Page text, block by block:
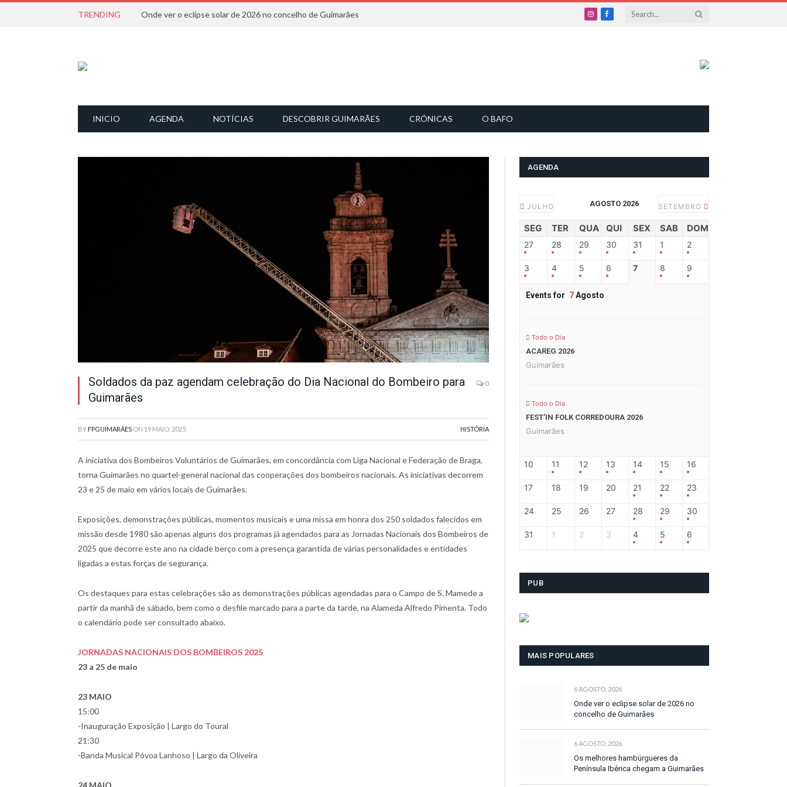
TRENDING Onde ver o eclipse solar de 2026 no concelho de Guimarães
InstagramFacebook
INICIO AGENDA NOTÍCIAS DESCOBRIR GUIMARÃES CRÓNICAS O BAFO
Soldados da paz agendam celebração do Dia Nacional do Bombeiro para
Guimarães
0
BY FPGUIMARÃES ON 19 MAIO, 2025 HISTÓRIA
A iniciativa dos Bombeiros Voluntários de Guimarães, em concordância com Liga Nacional e Federação de Braga,
torna Guimarães no quartel-general nacional das cooperações dos bombeiros nacionais. As iniciativas decorrem
23 e 25 de maio em vários locais de Guimarães.
Exposições, demonstrações públicas, momentos musicais e uma missa em honra dos 250 soldados falecidos em
missão desde 1980 são apenas alguns dos programas já agendados para as Jornadas Nacionais dos Bombeiros de
2025 que decorre este ano na cidade berço com a presença garantida de várias personalidades e entidades
ligadas a estas forças de segurança.
Os destaques para estas celebrações são as demonstrações públicas agendadas para o Campo de S. Mamede a
partir da manhã de sábado, bem como o desfile marcado para a parte da tarde, na Alameda Alfredo Pimenta. Todo
o calendário pode ser consultado abaixo.
JORNADAS NACIONAIS DOS BOMBEIROS 2025
23 a 25 de maio
23 MAIO
15:00
-Inauguração Exposição | Largo do Toural
21:30
-Banda Musical Póvoa Lanhoso | Largo da Oliveira
24 MAIO
AGENDA
JULHO AGOSTO 2026 SETEMBRO
SEG TER QUA QUI SEX SAB DOM
27 28 29 30 31 1 2
3 4 5 6 7 8 9
Events for 7Agosto
Todo o Dia
ACAREG 2026
Guimarães
Todo o Dia
FEST’IN FOLK CORREDOURA 2026
Guimarães
10 11 12 13 14 15 16
17 18 19 20 21 22 23
24 25 26 27 28 29 30
31 1 2 3 4 5 6
PUB
MAIS POPULARES
6 AGOSTO, 2026
Onde ver o eclipse solar de 2026 no
concelho de Guimarães
6 AGOSTO, 2026
Os melhores hambúrgueres da
Península Ibérica chegam a Guimarães